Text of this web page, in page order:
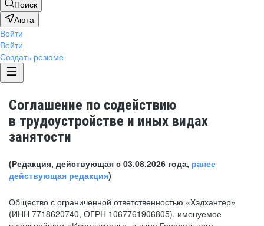
Поиск
Аюта
Войти
Войти
Создать резюме
Соглашение по содействию
в трудоустройстве и иных видах
занятости
(Редакция, действующая с 03.08.2026 года, ранее
действующая редакция)
Общество с ограниченной ответственностью «Хэдхантер»
(ИНН 7718620740, ОГРН 1067761906805), именуемое